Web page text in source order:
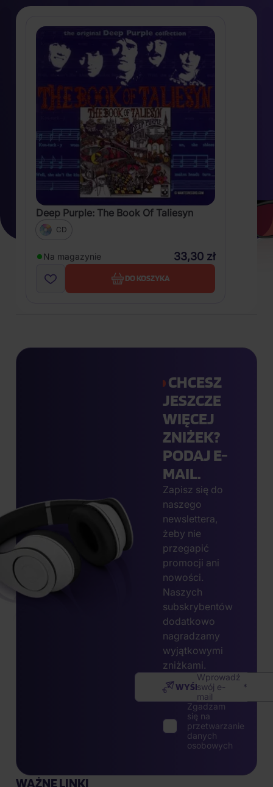
Deep Purple: The Book Of Taliesyn
CD
Na magazynie 33,30 zł
DO KOSZYKA
CHCESZ
JESZCZE
WIĘCEJ
ZNIŻEK?
PODAJ E-
MAIL.
Zapisz się do
naszego
newslettera,
żeby nie
przegapić
promocji ani
nowości.
Naszych
subskrybentów
dodatkowo
nagradzamy
wyjątkowymi
zniżkami.
Wprowadź
swój e-
mail
WYŚLIJ
Zgadzam
się na
przetwarzanie
danych
osobowych
WAŻNE LINKI